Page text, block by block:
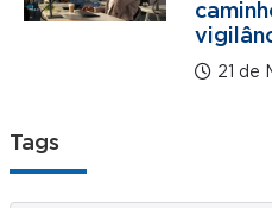
21 de
Tags